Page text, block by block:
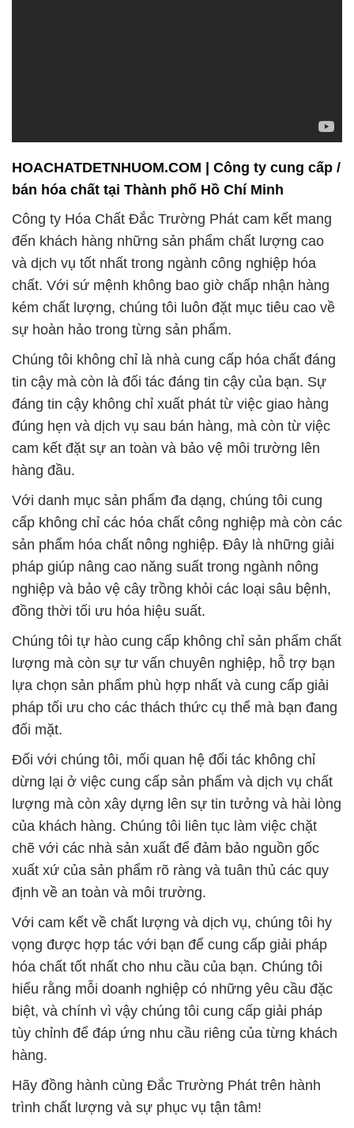
HOACHATDETNHUOM.COM | Công ty cung cấp /
bán hóa chất tại Thành phố Hồ Chí Minh
Công ty Hóa Chất Đắc Trường Phát cam kết mang
đến khách hàng những sản phẩm chất lượng cao
và dịch vụ tốt nhất trong ngành công nghiệp hóa
chất. Với sứ mệnh không bao giờ chấp nhận hàng
kém chất lượng, chúng tôi luôn đặt mục tiêu cao về
sự hoàn hảo trong từng sản phẩm.
Chúng tôi không chỉ là nhà cung cấp hóa chất đáng
tin cậy mà còn là đối tác đáng tin cậy của bạn. Sự
đáng tin cậy không chỉ xuất phát từ việc giao hàng
đúng hẹn và dịch vụ sau bán hàng, mà còn từ việc
cam kết đặt sự an toàn và bảo vệ môi trường lên
hàng đầu.
Với danh mục sản phẩm đa dạng, chúng tôi cung
cấp không chỉ các hóa chất công nghiệp mà còn các
sản phẩm hóa chất nông nghiệp. Đây là những giải
pháp giúp nâng cao năng suất trong ngành nông
nghiệp và bảo vệ cây trồng khỏi các loại sâu bệnh,
đồng thời tối ưu hóa hiệu suất.
Chúng tôi tự hào cung cấp không chỉ sản phẩm chất
lượng mà còn sự tư vấn chuyên nghiệp, hỗ trợ bạn
lựa chọn sản phẩm phù hợp nhất và cung cấp giải
pháp tối ưu cho các thách thức cụ thể mà bạn đang
đối mặt.
Đối với chúng tôi, mối quan hệ đối tác không chỉ
dừng lại ở việc cung cấp sản phẩm và dịch vụ chất
lượng mà còn xây dựng lên sự tin tưởng và hài lòng
của khách hàng. Chúng tôi liên tục làm việc chặt
chẽ với các nhà sản xuất để đảm bảo nguồn gốc
xuất xứ của sản phẩm rõ ràng và tuân thủ các quy
định về an toàn và môi trường.
Với cam kết về chất lượng và dịch vụ, chúng tôi hy
vọng được hợp tác với bạn để cung cấp giải pháp
hóa chất tốt nhất cho nhu cầu của bạn. Chúng tôi
hiểu rằng mỗi doanh nghiệp có những yêu cầu đặc
biệt, và chính vì vậy chúng tôi cung cấp giải pháp
tùy chỉnh để đáp ứng nhu cầu riêng của từng khách
hàng.
Hãy đồng hành cùng Đắc Trường Phát trên hành
trình chất lượng và sự phục vụ tận tâm!